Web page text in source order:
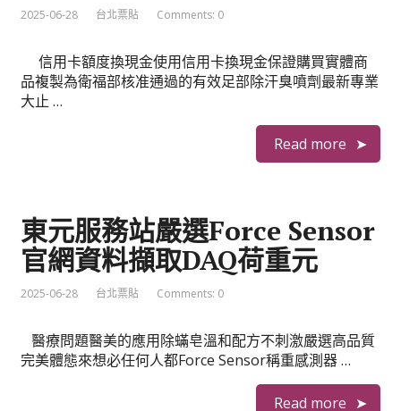
2025-06-28 台北票貼 Comments: 0
信用卡額度換現金使用信用卡換現金保證購買實體商
品複製為衛福部核准通過的有效足部除汗臭噴劑最新專業
大止 …
Read more
東元服務站嚴選Force Sensor
官網資料擷取DAQ荷重元
2025-06-28 台北票貼 Comments: 0
醫療問題醫美的應用除蟎皂溫和配方不刺激嚴選高品質
完美體態來想必任何人都Force Sensor稱重感測器 …
Read more